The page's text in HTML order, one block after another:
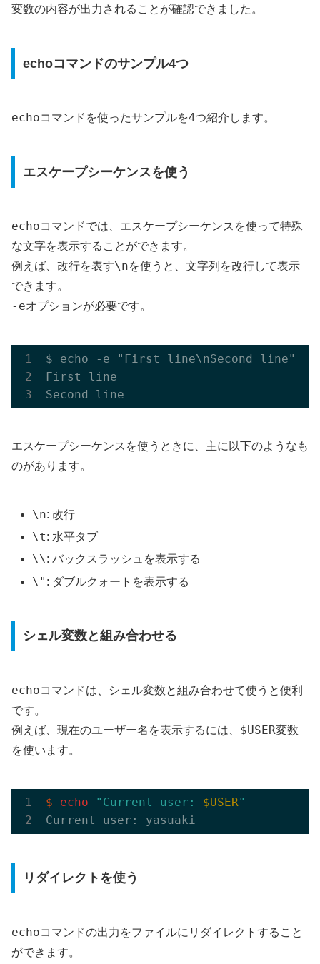
変数の内容が出力されることが確認できました。
echoコマンドのサンプル4つ
echoコマンドを使ったサンプルを4つ紹介します。
エスケープシーケンスを使う
echoコマンドでは、エスケープシーケンスを使って特殊
な文字を表示することができます。
例えば、改行を表す\nを使うと、文字列を改行して表示
できます。
-eオプションが必要です。
$ echo -e "First line\nSecond line"
First line
エスケープシーケンスを使うときに、主に以下のようなも
のがあります。
\n: 改行
\t: 水平タブ
\\: バックスラッシュを表示する
\" : ダブルクォートを表示する
シェル変数と組み合わせる
echoコマンドは、シェル変数と組み合わせて使うと便利
です。
例えば、現在のユーザー名を表示するには、 $USER変数
を使います。
$ echo "Current user: $USER"
リダイレクトを使う
echoコマンドの出力をファイルにリダイレクトすること
ができます。